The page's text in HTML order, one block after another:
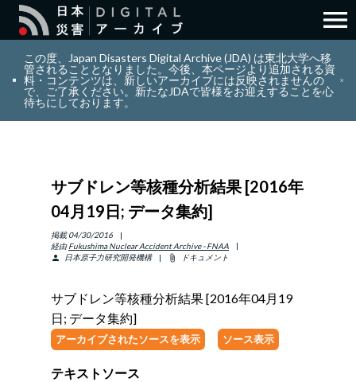
search 検索
layers コレクション
info_outline リソース
ENGLISH 日本語
サインイン
menu
この度、Japan Disasters Digital Archive (JDA) は東北大学へ移
管されることとなりました。今後、本ページより追加される資
料・コンテンツは、新しいアーカイブには反映されませんの
で、ご了承ください。新たなJDAで皆様をお迎えすることを心
待ちにしております。
サブドレン等核種分析結果 [2016年
04月19日; データ集約]
掲載 04/30/2016
経由 Fukushima Nuclear Accident Archive - FNAA
person
日本原子力研究開発機構 attach_file ドキュメント
サブドレン等核種分析結果 [2016年04月19
日; データ集約]
アーカイブされたソースを表示 ソース表示
テキストソース